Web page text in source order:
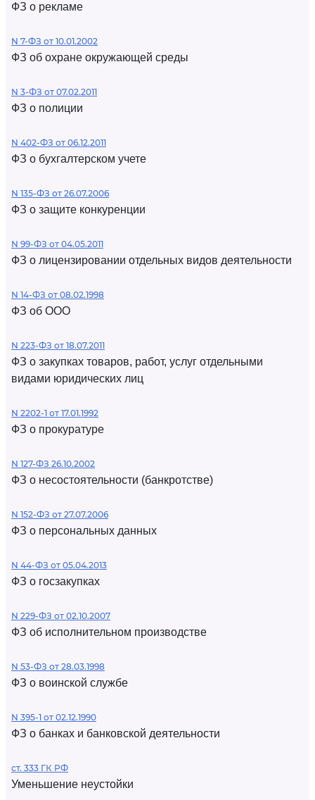
ФЗ о рекламе
N 7-ФЗ от 10.01.2002
ФЗ об охране окружающей среды
N 3-ФЗ от 07.02.2011
ФЗ о полиции
N 402-ФЗ от 06.12.2011
ФЗ о бухгалтерском учете
N 135-ФЗ от 26.07.2006
ФЗ о защите конкуренции
N 99-ФЗ от 04.05.2011
ФЗ о лицензировании отдельных видов деятельности
N 14-ФЗ от 08.02.1998
ФЗ об ООО
N 223-ФЗ от 18.07.2011
ФЗ о закупках товаров, работ, услуг отдельными
видами юридических лиц
N 2202-1 от 17.01.1992
ФЗ о прокуратуре
N 127-ФЗ 26.10.2002
ФЗ о несостоятельности (банкротстве)
N 152-ФЗ от 27.07.2006
ФЗ о персональных данных
N 44-ФЗ от 05.04.2013
ФЗ о госзакупках
N 229-ФЗ от 02.10.2007
ФЗ об исполнительном производстве
N 53-ФЗ от 28.03.1998
ФЗ о воинской службе
N 395-1 от 02.12.1990
ФЗ о банках и банковской деятельности
ст. 333 ГК РФ
Уменьшение неустойки